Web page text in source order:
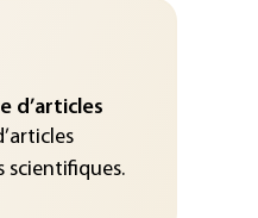
d’articles
scientifiques.